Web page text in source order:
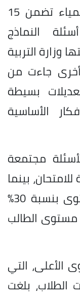
وأوضح المركز أن امتحان الكيمياء تضمن 15
النماذج
وزارة التربية
جانب 7 أسئلة أخرى جاءت من
بسيطة
الأساسية
مجتمعة
للامتحان، بينما
جاءت الأسئلة متوسطة المستوى بنسبة 30%
الطالب
الأعلى، التي
بلغت